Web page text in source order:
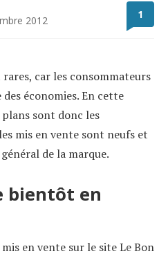
2012 1
car les consommateurs
économies. En cette
plans sont donc les
mis en vente sont neufs et
de la marque.
bientôt en
en vente sur le site Le Bon